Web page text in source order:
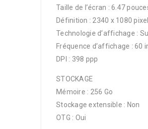
Taille de l’écran : 6.47
Définition : 2340 x 1080
Technologie d’affichage :
Fréquence d’affichage : 60
DPI : 398 ppp
STOCKAGE
Mémoire : 256 Go
Stockage extensible : Non
OTG : Oui